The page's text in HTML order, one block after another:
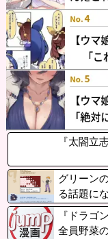
『太閤立
グリーン
る話題に
『ドラゴ
全員野菜